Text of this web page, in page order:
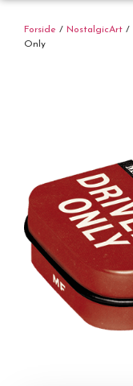
Forside / NostalgicArt /
Only